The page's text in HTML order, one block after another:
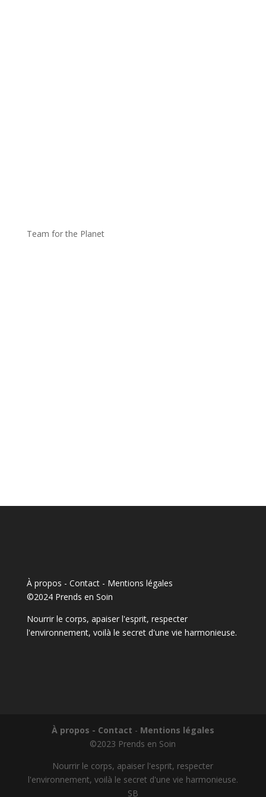
Team for the Planet
À propos - Contact- Mentions légales
©2024 Prends en Soin
Nourrir le corps, apaiser l'esprit, respecter
l'environnement, voilà le secret d'une vie harmonieuse.
À propos - Contact - Mentions légales
©2023 Prends en Soin
Nourrir le corps, apaiser l'esprit, respecter
l'environnement, voilà le secret d'une vie harmonieuse.
SB